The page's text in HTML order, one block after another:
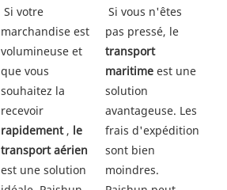
Si votre
marchandise est
volumineuse et
que vous
souhaitez la
recevoir
rapidement , le
transport aérien
est une solution
Si vous n'êtes
transport
maritime est une
solution
avantageuse. Les
frais d'expédition
sont bien
moindres.